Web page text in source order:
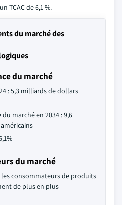
TCAC de 6,1 %.
du marché des
du marché
: 5,3 milliards de dollars
marché en 2034 : 9,6
du marché
consommateurs de produits
de plus en plus